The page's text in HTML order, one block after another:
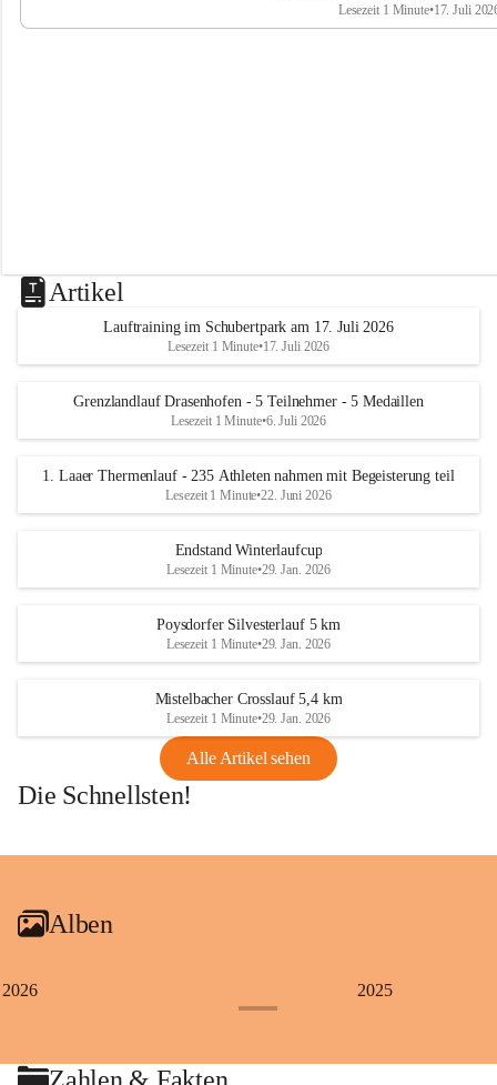
a
Lesezeit 1 Minute•17. Juli
Artikel
Lauftraining im Schubertpark am 17. Juli 2026
Lesezeit 1 Minute•17. Juli 2026
Grenzlandlauf Drasenhofen - 5 Teilnehmer - 5 Medaillen
Lesezeit 1 Minute•6. Juli 2026
1. Laaer Thermenlauf - 235 Athleten nahmen mit Begeisterung teil
Lesezeit 1 Minute•22. Juni 2026
Endstand Winterlaufcup
Lesezeit 1 Minute•29. Jan. 2026
Poysdorfer Silvesterlauf 5 km
Lesezeit 1 Minute•29. Jan. 2026
Mistelbacher Crosslauf 5,4 km
Lesezeit 1 Minute•29. Jan. 2026
Alle Artikel sehen
Die Schnellsten!
+1
Alben
2026 2025
Zahlen & Fakten